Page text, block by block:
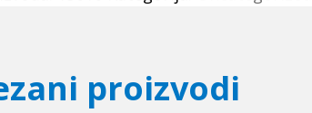
proizvodi